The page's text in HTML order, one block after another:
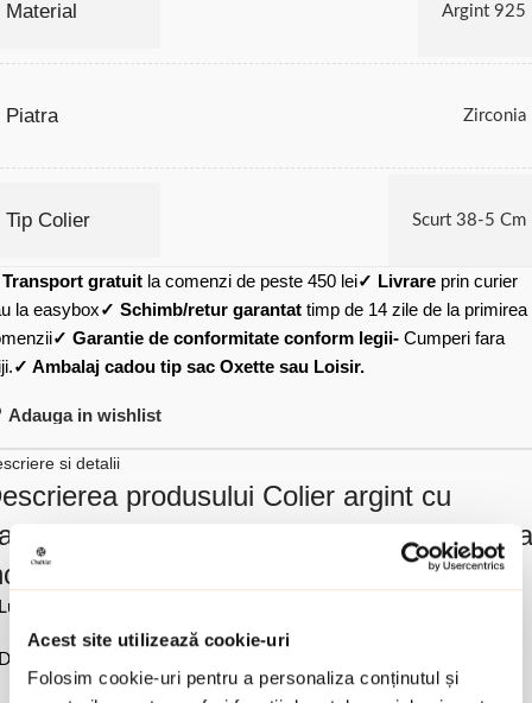
Acest site utilizează cookie-uri
Folosim cookie-uri pentru a personaliza conținutul și
Material Argint 925
Piatra Zirconia
Tip Colier Scurt 38-5 Cm
Transport gratuit la comenzi de peste 450 lei✓ Livrare prin curier
la easybox✓ Schimb/retur garantat timp de 14 zile de la primirea
✓ Garantie de conformitate conform legii- Cumperi fara
✓ Ambalaj cadou tip sac Oxette sau Loisir.
Adauga in wishlist
si detalii
produsului Colier argint cu
placat cu aur 18K si piatra ziconia
Success:
40 cm la care se adauga 3 cm extensie.
piatra 0.8 cm x 0.6 cm.